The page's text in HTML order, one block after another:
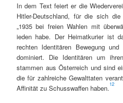
In dem Text feiert er die
Hitler-Deutsch­land, für die sich die
„1935 bei freien Wahlen mit
ieden habe. Der Heimatkuri­er ist
recht­en Iden­titären Bewe­gung
dominiert. Die Iden­titären um
stam­men aus Öster­re­ich und sind
die für zahlre­iche Gewalt­tat­en
Affinität zu Schuss­waf­fen haben.12